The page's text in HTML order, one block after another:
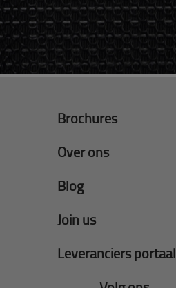
Brochures
Over ons
Blog
Join us
Leveranciers portaal